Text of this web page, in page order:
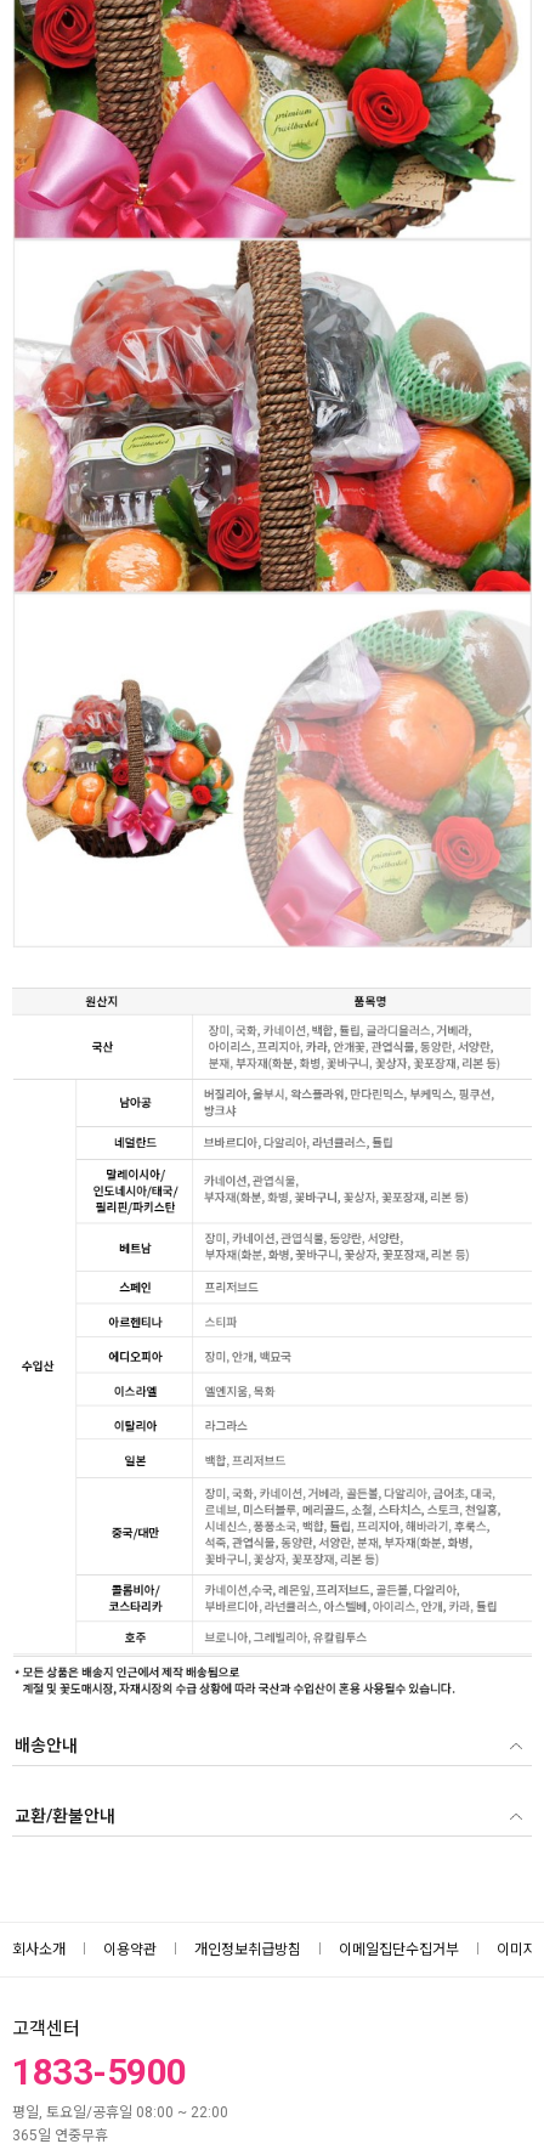
배송안내
교환/환불안내
회사소개 이용약관 개인정보취급방침 이메일집단수집거부 이미지
고객센터
1833-5900
평일, 토요일/공휴일 08:00 ~ 22:00
365일 연중무휴